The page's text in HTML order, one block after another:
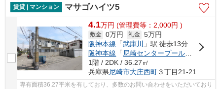
賃貸 | マンション
マサゴハイツ5
4.1万円 (管理費等：2,000円 )
敷金 0万円 礼金 5万円
阪神本線 「武庫川
」駅 徒歩13分
阪神本線 「尼崎センタープール前
」駅 徒
1階 / 2DK / 36.27㎡
兵庫県尼崎市大庄西町３丁目21-21
専有面積36.27平米を有しており、多数のお問い合わせをいただいており